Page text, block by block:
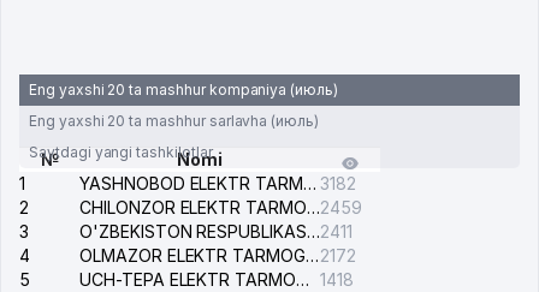
Eng yaxshi 20 ta mashhur kompaniya (июль)
Eng yaxshi 20 ta mashhur sarlavha (июль)
Saytdagi yangi tashkilotlar
№
Nomi
1
YASHNOBOD ELEKTR TARMOG'I NOSOZLIKLARI XIZMATI 3182
2
CHILONZOR ELEKTR TARMOG'I NOSOZLIK XIZMATI2459
3
O'ZBEKISTON RESPUBLIKASI BOSH PROKURATURASI ISHONCH TELEFONI2411
4
OLMAZOR ELEKTR TARMOG'I NOSOZLIKLARI XIZMATI2172
5
UCH-TEPA ELEKTR TARMOG'I NOSOZLIKLARI XIZMATI 1418